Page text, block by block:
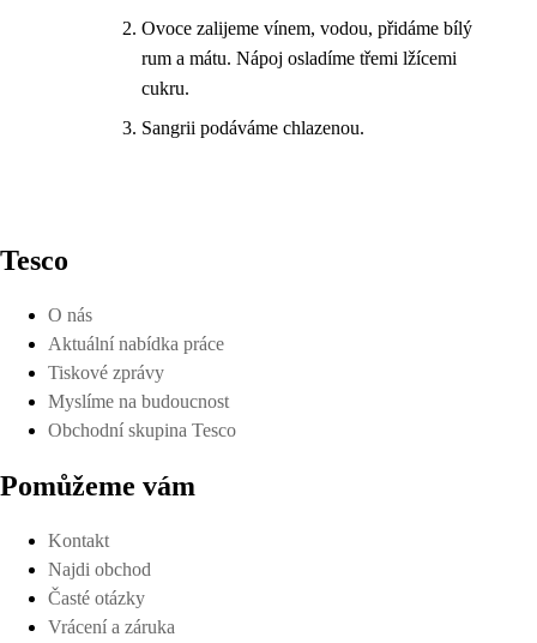
Ovoce zalijeme vínem, vodou, přidáme bílý
rum a mátu. Nápoj osladíme třemi lžícemi
cukru.
Sangrii podáváme chlazenou.
Tesco
O nás
Aktuální nabídka práce
Tiskové zprávy
Myslíme na budoucnost
Obchodní skupina Tesco
Pomůžeme vám
Kontakt
Najdi obchod
Časté otázky
Vrácení a záruka